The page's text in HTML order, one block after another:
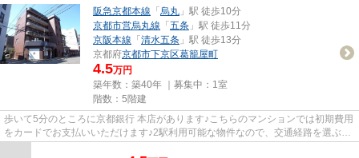
阪急京都本線 「 烏丸 」駅 徒歩10分
京都市営烏丸線 「 五条 」駅 徒歩11分
京阪本線 「 清水五条 」駅 徒歩13分
京都府京都市下京区葛籠屋町
4.5万円
築年数：築40年 ｜募集中： 1室
階数：5階建
歩いて5分のところに京都銀行 本店があります♪こちらのマンションでは初期費用
をカードでお支払いいただけます♪2駅利用可能な物件なので、交通経路を選ぶこ